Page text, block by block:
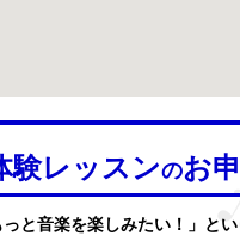
験レッスンのお
と音楽を楽しみたい！」と